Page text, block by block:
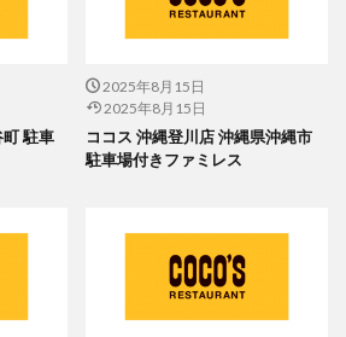
駐車
2025年8月15日
2025年8月15日
ココス 沖縄登川店 沖縄県沖縄市
駐車場付きファミレス